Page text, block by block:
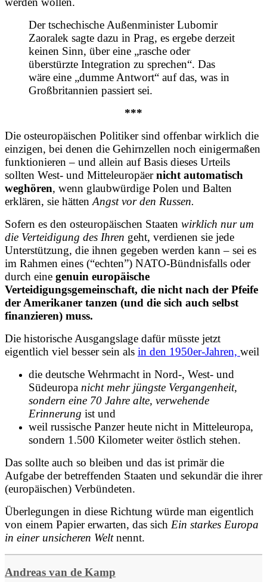
Der tschechische Außenminister Lubomir
Zaoralek sagte dazu in Prag, es ergebe derzeit
keinen Sinn, über eine „rasche oder
überstürzte Integration zu sprechen“. Das
wäre eine „dumme Antwort“ auf das, was in
Großbritannien passiert sei.
***
Die osteuropäischen Politiker sind offenbar wirklich die
einzigen, bei denen die Gehirnzellen noch einigermaßen
funktionieren – und allein auf Basis dieses Urteils
sollten West- und Mitteleuropäernicht automatisch
weghören, wenn glaubwürdige Polen und Balten
erklären, sie hätten Angst vor den Russen.
Sofern es den osteuropäischen Staaten wirklich nur um
die Verteidigung des Ihren geht, verdienen sie jede
Unterstützung, die ihnen gegeben werden kann – sei es
im Rahmen eines (“echten”) NATO-Bündnisfalls oder
durch eine genuin europäische
Verteidigungsgemeinschaft, die nicht nach der Pfeife
der Amerikaner tanzen (und die sich auch selbst
finanzieren) muss.
Die historische Ausgangslage dafür müsste jetzt
eigentlich viel besser sein als in den 1950er-Jahren, weil
die deutsche Wehrmacht in Nord-, West- und
Südeuropa nicht mehr jüngste Vergangenheit,
sondern eine 70 Jahre alte, verwehende
Erinnerung ist und
weil russische Panzer heute nicht in Mitteleuropa,
sondern 1.500 Kilometer weiter östlich stehen.
Das sollte auch so bleiben und das ist primär die
Aufgabe der betreffenden Staaten und sekundär die ihrer
(europäischen) Verbündeten.
Überlegungen in diese Richtung würde man eigentlich
von einem Papier erwarten, das sich Ein starkes Europa
in einer unsicheren Weltnennt.
Andreas van de Kamp